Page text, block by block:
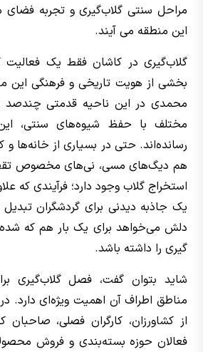
مراحل سنتی گلاب‌گیری و تجربه فضای
این منطقه می آیند.
گلاب‌گیری در کاشان فقط یک فعالیت
بخشی از هویت تاریخی و فرهنگی
محمدی در این ناحیه قدمتی چندصد
مختلف با حفظ شیوه‌های سنتی، این
رسانده‌اند. حتی در بسیاری از خانه‌ها و
هم دیگ‌های مسی، نی‌های مخصوص
استخراج گلاب وجود دارد؛ فرآیندی که
یک جاذبه دیدنی برای گردشگران
دلش می‌خواهد برای یک بار هم که شده
گیری را داشته باشد.
شاید بتوان گفت، فصل گلاب‌گیری
مناطق اطراف آن اهمیت ویژه‌ای دارد. در
از کشاورزان، کارگران فصلی، صاحبان
فعالان حوزه بسته‌بندی و فروش